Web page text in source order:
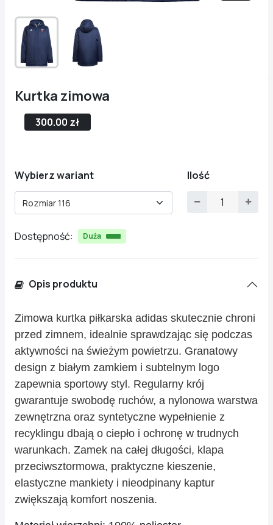
Kurtka zimowa
300.00 zł
Wybierz wariant
Rozmiar 116
Ilość
Dostępność: Duża
Opis produktu
Zimowa kurtka piłkarska adidas skutecznie chroni
przed zimnem, idealnie sprawdzając się podczas
aktywności na świeżym powietrzu. Granatowy
design z białym zamkiem i subtelnym logo
zapewnia sportowy styl. Regularny krój
gwarantuje swobodę ruchów, a nylonowa warstwa
zewnętrzna oraz syntetyczne wypełnienie z
recyklingu dbają o ciepło i ochronę w trudnych
warunkach. Zamek na całej długości, klapa
przeciwsztormowa, praktyczne kieszenie,
elastyczne mankiety i nieodpinany kaptur
zwiększają komfort noszenia.